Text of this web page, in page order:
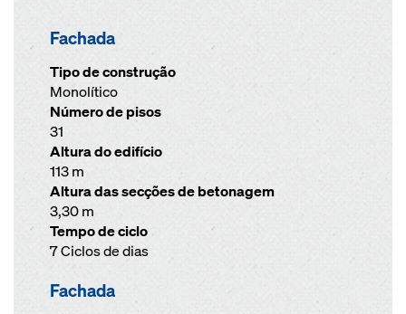
Fachada
Tipo de construção
Monolítico
Número de pisos
31
Altura do edifício
113 m
Altura das secções de betonagem
3,30 m
Tempo de ciclo
7 Ciclos de dias
Fachada